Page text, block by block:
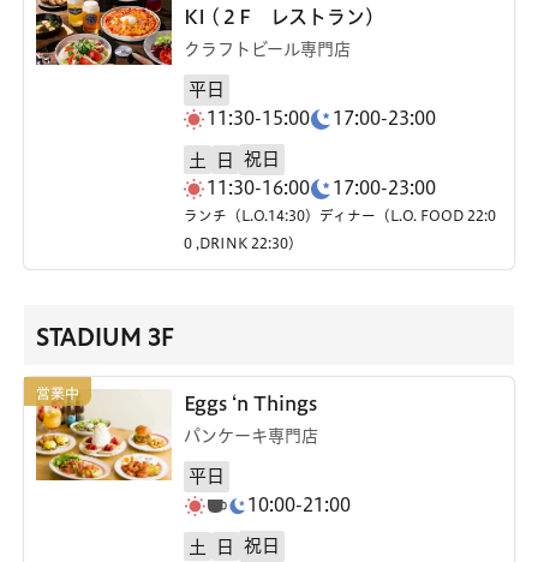
KI (２F レストラン)
クラフトビール専門店
平日
11:30-15:00
17:00-23:00
土 日
祝日
11:30-16:00
17:00-23:00
ランチ（L.O.14:30）ディナー（L.O. FOOD 22:0
0 ,DRINK 22:30）
STADIUM 3F
Eggs ‘n Things
パンケーキ専門店
平日
10:00-21:00
土 日
祝日